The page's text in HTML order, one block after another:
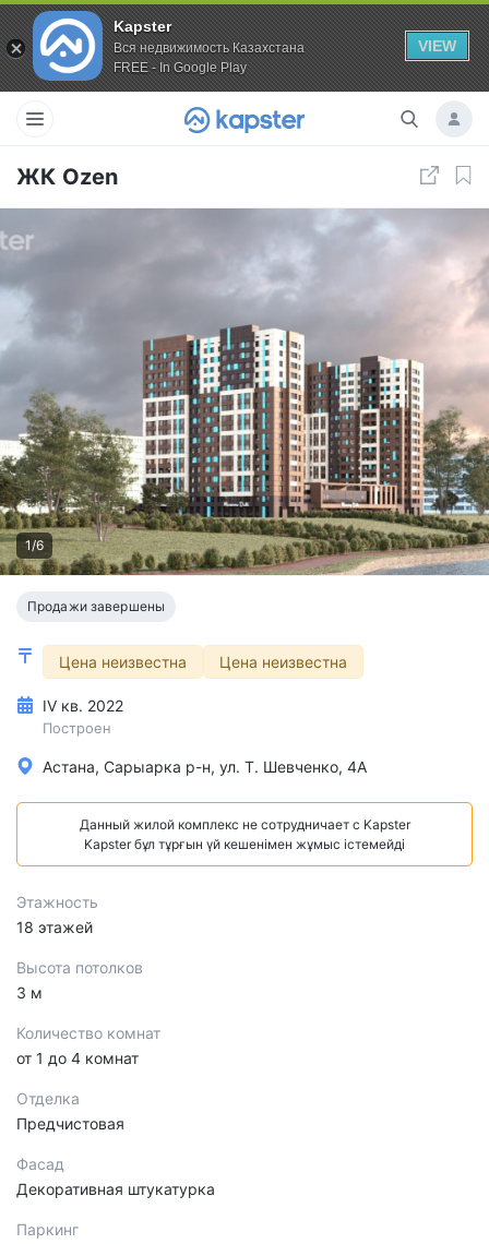
Kapster
Вся недвижимость Казахстана
FREE - In Google Play
VIEW
ЖК Ozen
1/6
Продажи завершены
Цена неизвестна Цена неизвестна
IV кв. 2022
Построен
Астана, Сарыарка р-н, ул. Т. Шевченко, 4А
Данный жилой комплекс не сотрудничает с Kapster
Kapster бұл тұрғын үй кешенімен жұмыс істемейді
Этажность
18 этажей
Высота потолков
3 м
Количество комнат
от 1 до 4 комнат
Отделка
Предчистовая
Фасад
Декоративная штукатурка
Паркинг